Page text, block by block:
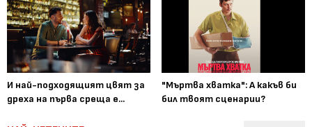
И най-подходящият цвят за
дреха на първа среща е...
"Мъртва хватка": А какъв би
бил твоят сценарии?